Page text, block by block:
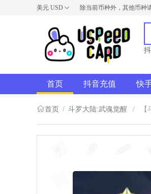
美元 USD
USD
AUD
NZD
除当前币种外，其他币种
首页 抖音充值 快
首页 / 斗罗大陆:武魂觉醒 /